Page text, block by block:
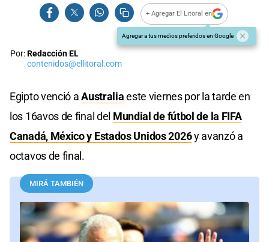
+ Agregar El Litoral en
Agregar a tus medios preferidos en Google
Por:Redacción EL
contenidos@ellitoral.com
Egipto venció aAustraliaeste viernes por la tarde en
los 16avos de final del Mundial de fútbol de la FIFA
Canadá, México y Estados Unidos 2026y avanzó a
octavos de final.
MIRÁ TAMBIÉN